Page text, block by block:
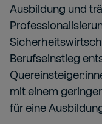
Ausbildung und
Berufseinstieg
mit einem
für eine